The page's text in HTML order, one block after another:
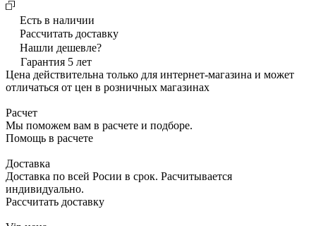
Есть в наличии
Рассчитать доставку
Нашли дешевле?
Гарантия 5 лет
Цена действительна только для интернет-магазина и может
отличаться от цен в розничных магазинах
Расчет
Мы поможем вам в расчете и подборе.
Помощь в расчете
Доставка
Доставка по всей Росии в срок. Расчитывается
индивидуально.
Рассчитать доставку